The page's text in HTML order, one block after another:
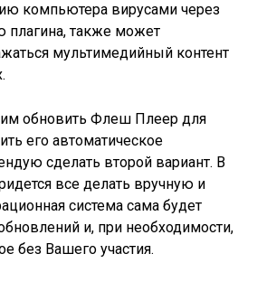
компьютера вирусами через
также может
мультимедийный контент
обновить Флеш Плеер для
его автоматическое
сделать второй вариант. В
все делать вручную и
система сама будет
и, при необходимости,
без Вашего участия.